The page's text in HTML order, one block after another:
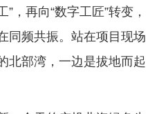
”，再向“数字工匠”转变，
同频共振。站在项目现场
北部湾，一边是拔地而起